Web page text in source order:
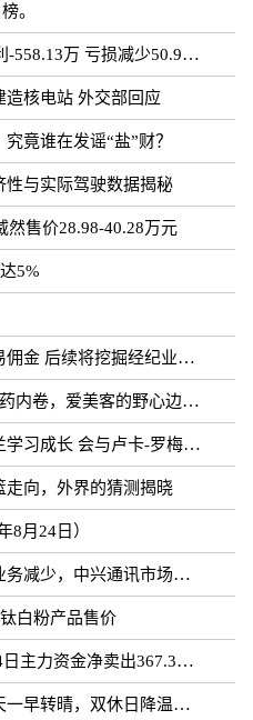
。
万 亏损减少50.91%
造核电站 外交部回应
竟谁在发谣“盐”财？
性与实际驾驶数据揭秘
然售价28.98-40.28万元
5%
将挖掘经纪业务佣金降费潜力
，爱美客的野心边界在哪？
长 会与卢卡-罗梅罗团结互助
走向，外界的猜测揭晓
8月24日）
兴通讯市场重心向国内靠拢？
白粉产品售价
力资金净卖出367.31万元
转晴，双休日降温雨再来